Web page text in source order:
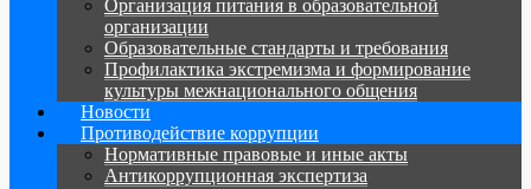
Организация питания в образовательной
организации
Образовательные стандарты и требования
Профилактика экстремизма и формирование
культуры межнационального общения
Новости
Противодействие коррупции
Нормативные правовые и иные акты
Антикоррупционная экспертиза